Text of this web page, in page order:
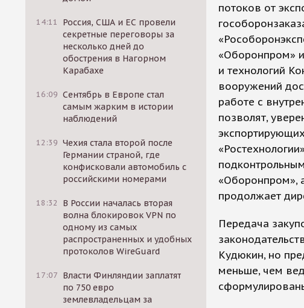
14:11
Россия, США и ЕС провели
секретные переговоры за
несколько дней до
обострения в Нагорном
Карабахе
16:09 Сентябрь в Европе стал
самым жарким в истории
наблюдений
12:39 Чехия стала второй после
Германии страной, где
конфисковали автомобиль с
российскими номерами
18:32
В России началась вторая
волна блокировок VPN по
одному из самых
распространенных и удобных
протоколов WireGuard
17:07 Власти Финляндии заплатят
по 750 евро
землевладельцам за
потоков от
«Оборонпром» и
и технологий
вооружений
работе с
позволят,
«Оборонпром»,
продолжает
Передача
Кудюкин, но
меньше, чем